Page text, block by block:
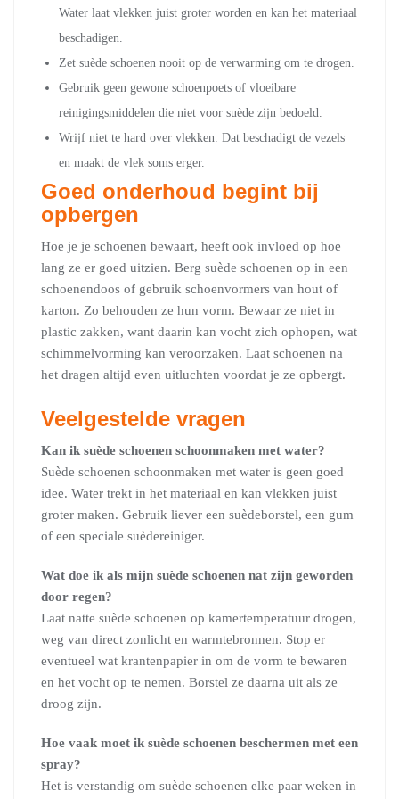
Water laat vlekken juist groter worden en kan het materiaal
beschadigen.
Zet suède schoenen nooit op de verwarming om te drogen.
Gebruik geen gewone schoenpoets of vloeibare
reinigingsmiddelen die niet voor suède zijn bedoeld.
Wrijf niet te hard over vlekken. Dat beschadigt de vezels
en maakt de vlek soms erger.
Goed onderhoud begint bij
opbergen
Hoe je je schoenen bewaart, heeft ook invloed op hoe
lang ze er goed uitzien. Berg suède schoenen op in een
schoenendoos of gebruik schoenvormers van hout of
karton. Zo behouden ze hun vorm. Bewaar ze niet in
plastic zakken, want daarin kan vocht zich ophopen, wat
schimmelvorming kan veroorzaken. Laat schoenen na
het dragen altijd even uitluchten voordat je ze opbergt.
Veelgestelde vragen
Kan ik suède schoenen schoonmaken met water?
Suède schoenen schoonmaken met water is geen goed
idee. Water trekt in het materiaal en kan vlekken juist
groter maken. Gebruik liever een suèdeborstel, een gum
of een speciale suèdereiniger.
Wat doe ik als mijn suède schoenen nat zijn geworden
door regen?
Laat natte suède schoenen op kamertemperatuur drogen,
weg van direct zonlicht en warmtebronnen. Stop er
eventueel wat krantenpapier in om de vorm te bewaren
en het vocht op te nemen. Borstel ze daarna uit als ze
droog zijn.
Hoe vaak moet ik suède schoenen beschermen met een
spray?
Het is verstandig om suède schoenen elke paar weken in